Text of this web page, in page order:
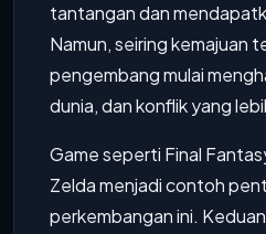
tantangan dan
Namun, seiring kemajuan
pengembang mulai
dunia, dan konflik yang
Game seperti Final
Zelda menjadi contoh
perkembangan ini.